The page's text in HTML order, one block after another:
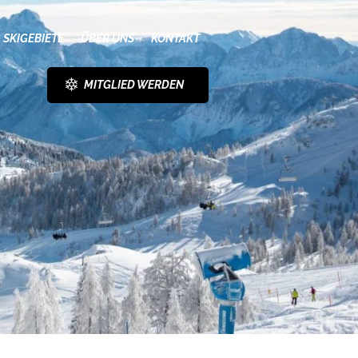
SKIGEBIETE ÜBER UNS KONTAKT
MITGLIED WERDEN